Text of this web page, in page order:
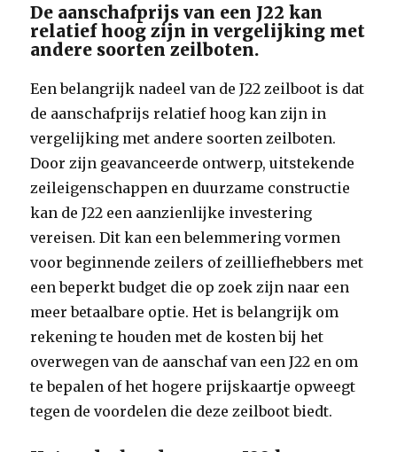
De aanschafprijs van een J22 kan
relatief hoog zijn in vergelijking met
andere soorten zeilboten.
Een belangrijk nadeel van de J22 zeilboot is dat
de aanschafprijs relatief hoog kan zijn in
vergelijking met andere soorten zeilboten.
Door zijn geavanceerde ontwerp, uitstekende
zeileigenschappen en duurzame constructie
kan de J22 een aanzienlijke investering
vereisen. Dit kan een belemmering vormen
voor beginnende zeilers of zeilliefhebbers met
een beperkt budget die op zoek zijn naar een
meer betaalbare optie. Het is belangrijk om
rekening te houden met de kosten bij het
overwegen van de aanschaf van een J22 en om
te bepalen of het hogere prijskaartje opweegt
tegen de voordelen die deze zeilboot biedt.